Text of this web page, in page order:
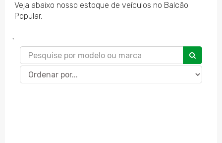
Veja abaixo nosso estoque de veículos no Balcão
Popular.
'